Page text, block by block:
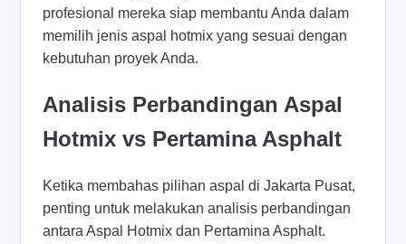
profesional mereka siap membantu Anda dalam
memilih jenis aspal hotmix yang sesuai dengan
kebutuhan proyek Anda.
Analisis Perbandingan Aspal
Hotmix vs Pertamina Asphalt
Ketika membahas pilihan aspal di Jakarta Pusat,
penting untuk melakukan analisis perbandingan
antara Aspal Hotmix dan Pertamina Asphalt.